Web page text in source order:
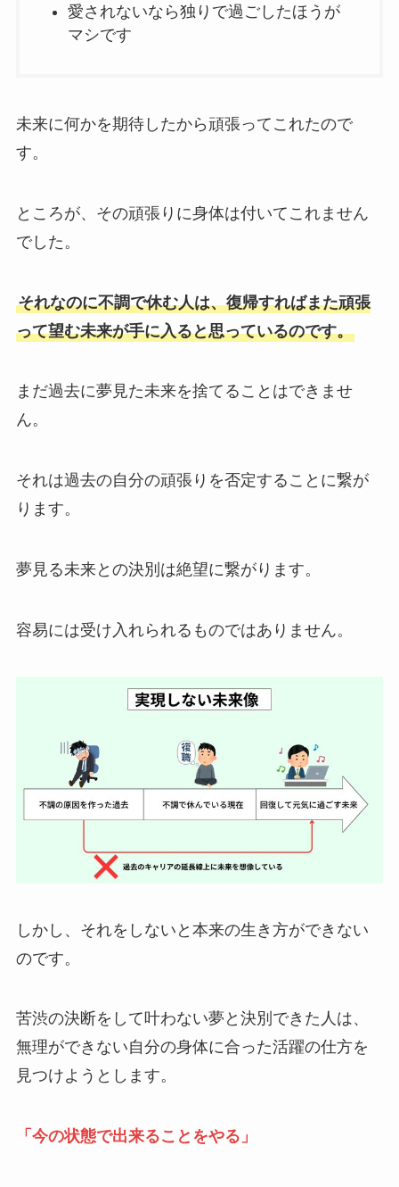
愛されないなら独りで過ごしたほうが
マシです
未来に何かを期待したから頑張ってこれたので
す。
ところが、その頑張りに身体は付いてこれません
でした。
それなのに不調で休む人は、復帰すればまた頑張
って望む未来が手に入ると思っているのです。
まだ過去に夢見た未来を捨てることはできませ
ん。
それは過去の自分の頑張りを否定することに繋が
ります。
夢見る未来との決別は絶望に繋がります。
容易には受け入れられるものではありません。
しかし、それをしないと本来の生き方ができない
のです。
苦渋の決断をして叶わない夢と決別できた人は、
無理ができない自分の身体に合った活躍の仕方を
見つけようとします。
「今の状態で出来ることをやる」